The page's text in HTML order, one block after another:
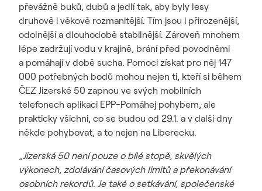
převážně buků, dubů a jedlí tak, aby byly lesy
druhově i věkově rozmanitější. Tím jsou i přirozenější,
odolnější a dlouhodobě stabilnější. Zároveň mnohem
lépe zadržují vodu v krajině, brání před povodněmi
a pomáhají v době sucha. Pomoci získat pro něj 147
000 potřebných bodů mohou nejen ti, kteří si během
ČEZ Jizerské 50 zapnou ve svých mobilních
telefonech aplikaci EPP-Pomáhej pohybem, ale
prakticky všichni, co se budou od 29.1. a v další dny
někde pohybovat, a to nejen na Liberecku.
„Jizerská 50 není pouze o bílé stopě, skvělých
výkonech, zdolávání časových limitů a překonávání
osobních rekordů. Je také o setkávání, společenské